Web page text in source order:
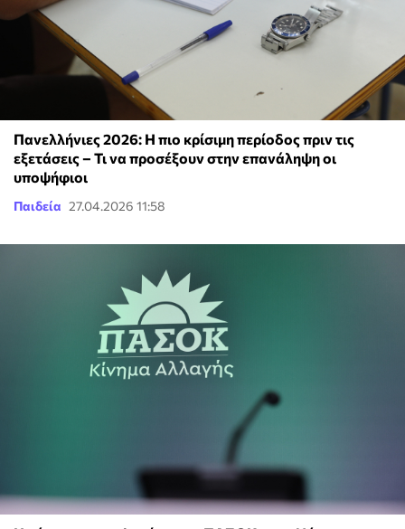
Πανελλήνιες 2026: Η πιο κρίσιμη περίοδος πριν τις
εξετάσεις – Τι να προσέξουν στην επανάληψη οι
υποψήφιοι
Παιδεία 27.04.2026 11:58